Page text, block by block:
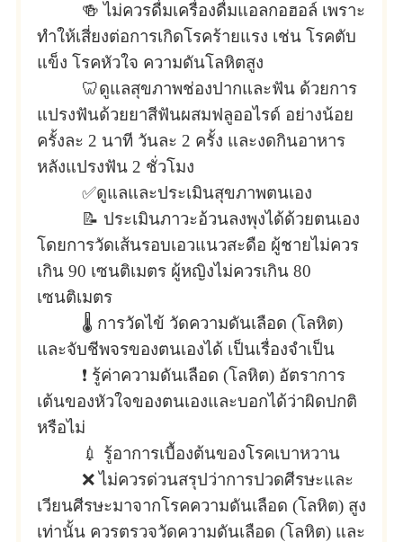
🍻 ไม่ควรดื่มเครื่องดื่มแอลกอฮอล์ เพราะ
ทำให้เสี่ยงต่อการเกิดโรคร้ายแรง เช่น โรคตับ
แข็ง โรคหัวใจ ความดันโลหิตสูง
🦷ดูแลสุขภาพช่องปากและฟัน ด้วยการ
แปรงฟันด้วยยาสีฟันผสมฟลูออไรด์ อย่างน้อย
ครั้งละ 2 นาที วันละ 2 ครั้ง และงดกินอาหาร
หลังแปรงฟัน 2 ชั่วโมง
✅ดูแลและประเมินสุขภาพตนเอง
📝 ประเมินภาวะอ้วนลงพุงได้ด้วยตนเอง
โดยการวัดเส้นรอบเอวแนวสะดือ ผู้ชายไม่ควร
เกิน 90 เซนติเมตร ผู้หญิงไม่ควรเกิน 80
เซนติเมตร
🌡 การวัดไข้ วัดความดันเลือด (โลหิต)
และจับชีพจรของตนเองได้ เป็นเรื่องจำเป็น
❗ รู้ค่าความดันเลือด (โลหิต) อัตราการ
เต้นของหัวใจของตนเองและบอกได้ว่าผิดปกติ
หรือไม่
💉 รู้อาการเบื้องต้นของโรคเบาหวาน
❌ ไม่ควรด่วนสรุปว่าการปวดศีรษะและ
เวียนศีรษะมาจากโรคความดันเลือด (โลหิต) สูง
เท่านั้น ควรตรวจวัดความดันเลือด (โลหิต) และ